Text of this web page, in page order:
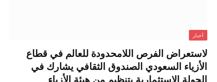
أخبار
لاستعراض الفرص اللامحدودة للعالم في قطاع
الأزياء السعودي الصندوق الثقافي يشارك في